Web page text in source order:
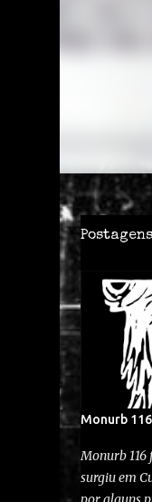
Monurb 116
Monurb
surgiu em